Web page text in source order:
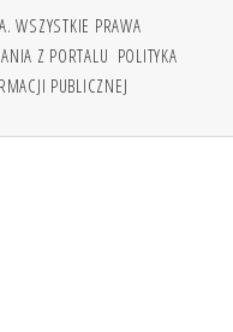
WSZYSTKIE PRAWA
Z PORTALU POLITYKA
PUBLICZNEJ